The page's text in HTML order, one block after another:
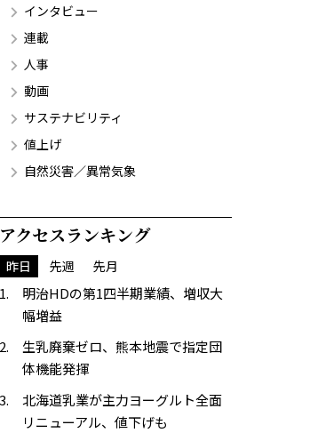
インタビュー
連載
人事
動画
サステナビリティ
値上げ
自然災害／異常気象
アクセスランキング
昨日 先週 先月
明治HDの第1四半期業績、増収大
幅増益
生乳廃棄ゼロ、熊本地震で指定団
体機能発揮
北海道乳業が主力ヨーグルト全面
リニューアル、値下げも